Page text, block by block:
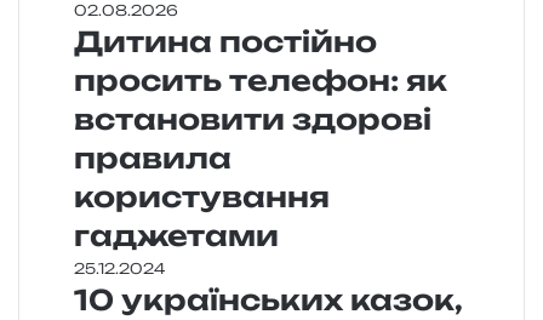
02.08.2026
Дитина постійно
просить телефон: як
встановити здорові
правила
користування
гаджетами
25.12.2024
10 українських казок,